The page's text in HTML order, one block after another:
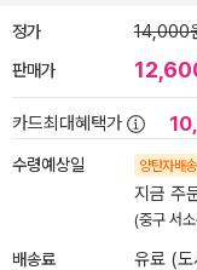
정가 14,000
판매가
카드최대혜택가
수령예상일 양탄자배송
지금 주
(중구 서
배송료 유료 (도